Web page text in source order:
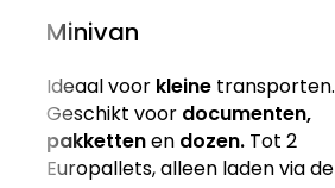
Minivan
Ideaal voor kleine transporten.
Geschikt voor documenten,
pakkettenen dozen. Tot 2
Europallets, alleen laden via de